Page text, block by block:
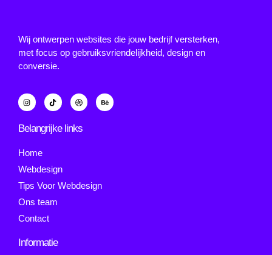
Wij ontwerpen websites die jouw bedrijf versterken,
met focus op gebruiksvriendelijkheid, design en
conversie.
Belangrijke links
Home
Webdesign
Tips Voor Webdesign
Ons team
Contact
Informatie